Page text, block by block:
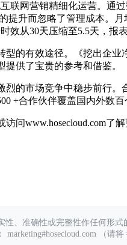
网营销精细化运营。通
升而忽略了管理成本。月
效从30天压缩至5.5天，报
型的有效途径。《挖出企
供了宝贵的参考和借鉴。
的市场竞争中稳步前行
+合作伙伴覆盖国内外数百
问www.hosecloud.com了
、准确性或完整性作任何形式
（请将